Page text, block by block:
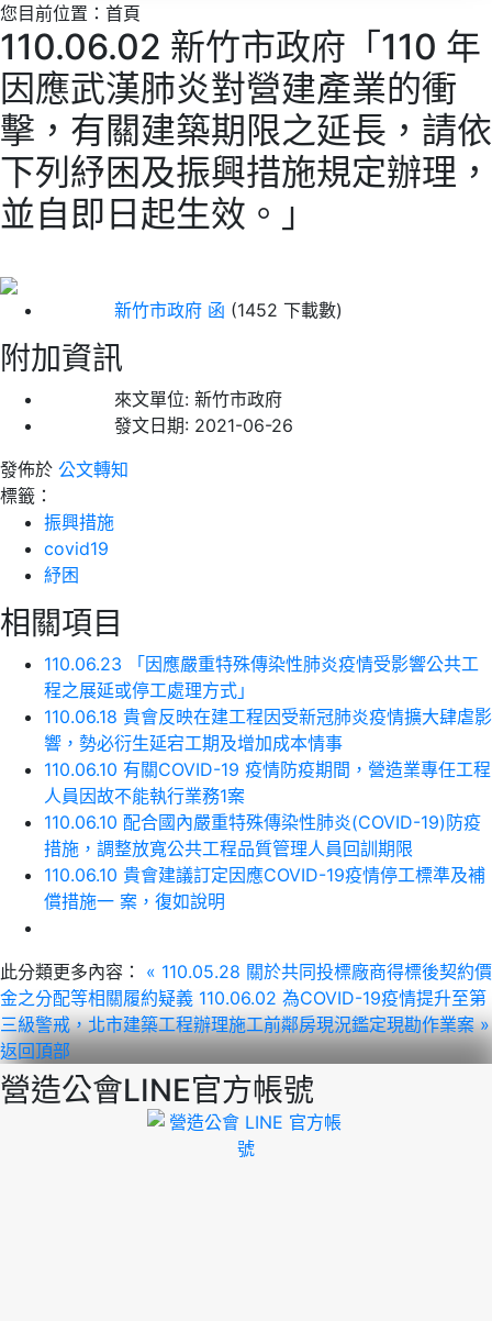
您目前位置： 首頁
110.06.02 新竹市政府「110 年
因應武漢肺炎對營建產業的衝
擊，有關建築期限之延長，請依
下列紓困及振興措施規定辦理，
並自即日起生效。」
新竹市政府 函 (1452 下載數)
附加資訊
來文單位: 新竹市政府
發文日期: 2021-06-26
發佈於 公文轉知
標籤：
振興措施
covid19
紓困
相關項目
110.06.23 「因應嚴重特殊傳染性肺炎疫情受影響公共工
程之展延或停工處理方式」
110.06.18 貴會反映在建工程因受新冠肺炎疫情擴大肆虐影
響，勢必衍生延宕工期及增加成本情事
110.06.10 有關COVID-19 疫情防疫期間，營造業專任工程
人員因故不能執行業務1案
110.06.10 配合國內嚴重特殊傳染性肺炎(COVID-19)防疫
措施，調整放寬公共工程品質管理人員回訓期限
110.06.10 貴會建議訂定因應COVID-19疫情停工標準及補
償措施一 案，復如說明
此分類更多內容：
« 110.05.28 關於共同投標廠商得標後契約價
金之分配等相關履約疑義 110.06.02 為COVID-19疫情提升至第
三級警戒，北市建築工程辦理施工前鄰房現況鑑定現勘作業案 »
返回頂部
營造公會LINE官方帳號